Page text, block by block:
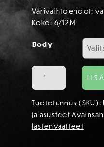
Värivaihtoehdot:
Koko: 6/12M
Body
Body
1934
-
logolla
Tuotetunnus (SKU):
ja asusteet
lastenvaatteet